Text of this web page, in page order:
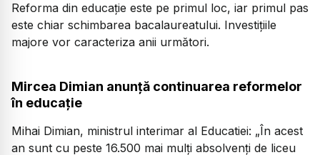
Reforma din educație este pe primul loc, iar primul pas
este chiar schimbarea bacalaureatului. Investițiile
majore vor caracteriza anii următori.
Mircea Dimian anunță continuarea reformelor
în educație
Mihai Dimian, ministrul interimar al Educatiei: „În acest
an sunt cu peste 16.500 mai mulți absolvenți de liceu